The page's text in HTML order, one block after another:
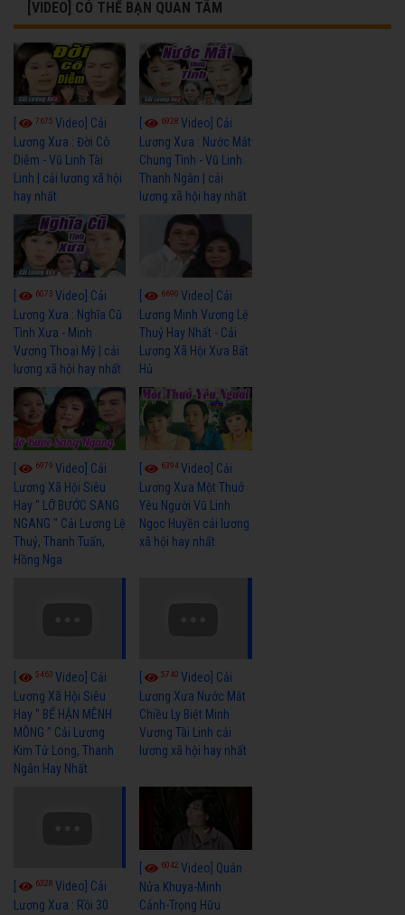
[VIDEO] CÓ THỂ BẠN QUAN TÂM
7675 Video] Cải
Lương Xưa : Đời Cô
Diễm - Vũ Linh Tài
Linh | cải lương xã hội
hay nhất
6928Video] Cải
Lương Xưa : Nước Mắt
Chung Tình - Vũ Linh
Thanh Ngân | cải
lương xã hội hay nhất
6073 Video] Cải
Lương Xưa : Nghĩa Cũ
Tình Xưa - Minh
Vương Thoại Mỹ | cải
lương xã hội hay nhất
6690Video] Cải
Lương Minh Vương Lệ
Thuỷ Hay Nhất - Cải
Lương Xã Hội Xưa Bất
Hủ
6979 Video] Cải
Lương Xã Hội Siêu
Hay " LỠ BƯỚC SANG
NGANG " Cải Lương Lệ
Thuỷ, Thanh Tuấn,
Hồng Nga
6394Video] Cải
Lương Xưa Một Thuở
Yêu Người Vũ Linh
Ngọc Huyền cải lương
xã hội hay nhất
5463 Video] Cải
Lương Xã Hội Siêu
Hay " BỂ HẬN MÊNH
MÔNG " Cải Lương
Kim Tử Long, Thanh
Ngân Hay Nhất
5740Video] Cải
Lương Xưa Nước Mắt
Chiều Ly Biệt Minh
Vương Tài Linh cải
lương xã hội hay nhất
6328 Video] Cải
Lương Xưa : Rồi 30
6042Video] Quán
Nửa Khuya-Minh
Cảnh-Trọng Hữu